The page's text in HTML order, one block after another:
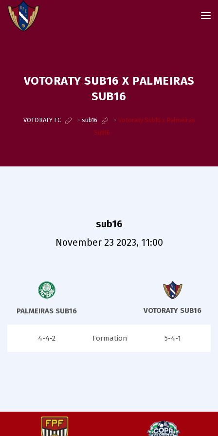
VOTORATY SUB16 X PALMEIRAS
SUB16
VOTORATY FC > sub16 > Votoraty Sub16 x Palmeiras
Sub16
sub16
November 23 2023, 11:00
PALMEIRAS SUB16 VOTORATY SUB16
4-4-2 Formation 5-4-1